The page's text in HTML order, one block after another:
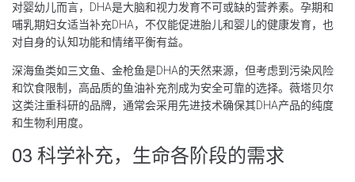
对婴幼儿而言，DHA是大脑和视力发育不可或缺的营养素。孕期和
哺乳期妇女适当补充DHA，不仅能促进胎儿和婴儿的健康发育，也
对自身的认知功能和情绪平衡有益。
深海鱼类如三文鱼、金枪鱼是DHA的天然来源，但考虑到污染风险
和饮食限制，高品质的鱼油补充剂成为安全可靠的选择。薇塔贝尔
这类注重科研的品牌，通常会采用先进技术确保其DHA产品的纯度
和生物利用度。
03 科学补充，生命各阶段的需求